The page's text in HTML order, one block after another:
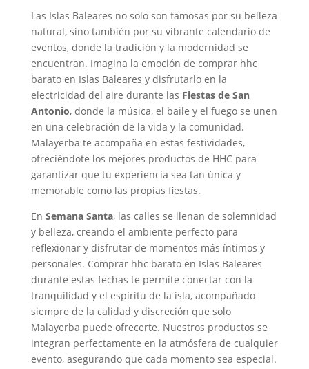
Las Islas Baleares no solo son famosas por su belleza
natural, sino también por su vibrante calendario de
eventos, donde la tradición y la modernidad se
encuentran. Imagina la emoción de comprar hhc
barato en Islas Baleares y disfrutarlo en la
electricidad del aire durante las Fiestas de San
Antonio, donde la música, el baile y el fuego se unen
en una celebración de la vida y la comunidad.
Malayerba te acompaña en estas festividades,
ofreciéndote los mejores productos de HHC para
garantizar que tu experiencia sea tan única y
memorable como las propias fiestas.
En Semana Santa, las calles se llenan de solemnidad
y belleza, creando el ambiente perfecto para
reflexionar y disfrutar de momentos más íntimos y
personales. Comprar hhc barato en Islas Baleares
durante estas fechas te permite conectar con la
tranquilidad y el espíritu de la isla, acompañado
siempre de la calidad y discreción que solo
Malayerba puede ofrecerte. Nuestros productos se
integran perfectamente en la atmósfera de cualquier
evento, asegurando que cada momento sea especial.